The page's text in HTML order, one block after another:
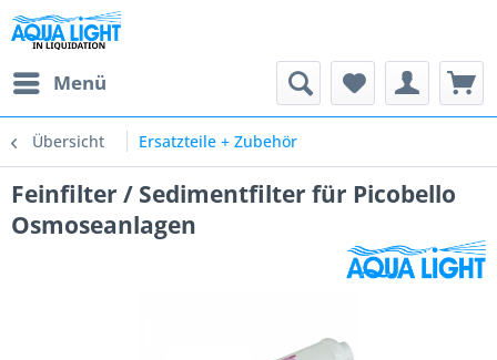
Menü
Übersicht Ersatzteile + Zubehör
Feinfilter / Sedimentfilter für Picobello
Osmoseanlagen